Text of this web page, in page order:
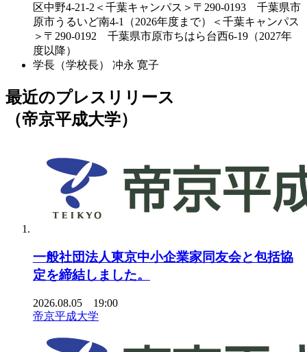
区中野4-21-2＜千葉キャンパス＞〒290-0193 千葉県市
原市うるいど南4-1（2026年度まで）＜千葉キャンパス
＞〒290-0192 千葉県市原市ちはら台西6-19（2027年
度以降）
学長（学校長）
冲永 寛子
最近のプレスリリース
（帝京平成大学）
一般社団法人東京中小企業家同友会と包括協
定を締結しました。
2026.08.05 19:00
帝京平成大学